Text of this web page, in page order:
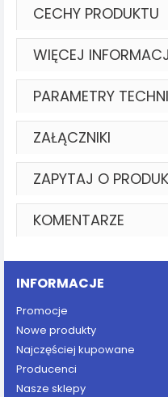
CECHY PRODUKTU
WIĘCEJ
PARAMETRY
ZAŁĄCZNIKI
ZAPYTAJ O
KOMENTARZE
INFORMACJE
Promocje
Nowe produkty
Najczęściej kupowane
Producenci
Nasze sklepy